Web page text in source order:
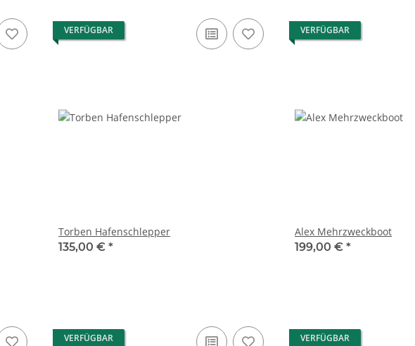
VERFÜGBAR
Torben Hafenschlepper
135,00 € *
VERFÜGBAR
Alex Mehrzweckboot
199,00 € *
VERFÜGBAR VERFÜGBAR